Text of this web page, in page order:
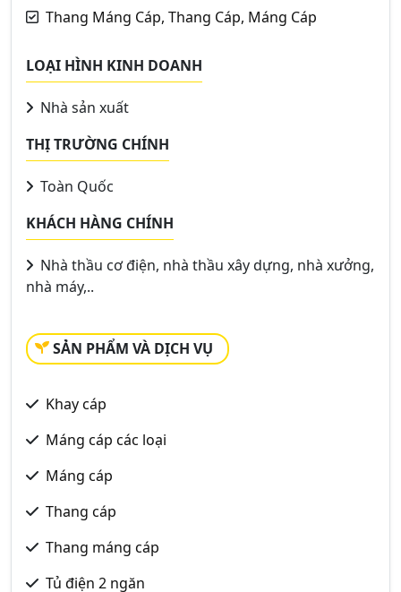
Thang Máng Cáp, Thang Cáp, Máng Cáp
LOẠI HÌNH KINH DOANH
Nhà sản xuất
THỊ TRƯỜNG CHÍNH
Toàn Quốc
KHÁCH HÀNG CHÍNH
Nhà thầu cơ điện, nhà thầu xây dựng, nhà xưởng,
nhà máy,..
SẢN PHẨM VÀ DỊCH VỤ
Khay cáp
Máng cáp các loại
Máng cáp
Thang cáp
Thang máng cáp
Tủ điện 2 ngăn